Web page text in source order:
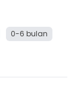
0-6 bulan